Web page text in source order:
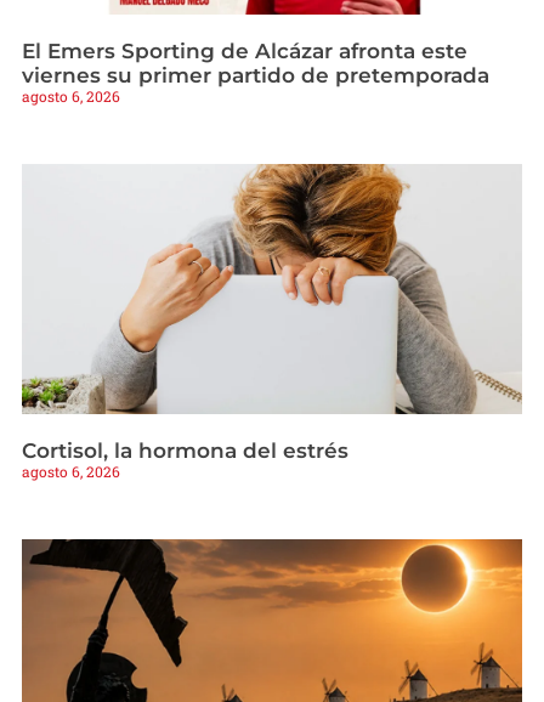
El Emers Sporting de Alcázar afronta este
viernes su primer partido de pretemporada
agosto 6, 2026
Cortisol, la hormona del estrés
agosto 6, 2026